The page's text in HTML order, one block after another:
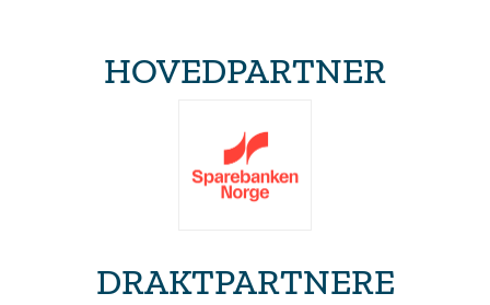
HOVEDPARTNER
DRAKTPARTNERE